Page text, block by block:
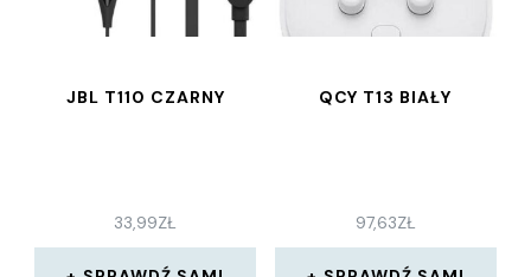
JBL T110 CZARNY
33,99ZŁ
QCY T13 BIAŁY
97,63ZŁ